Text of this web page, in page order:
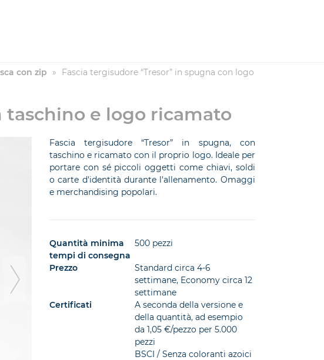
con zip »
Fascia tergisudore “Tresor” in spugna con logo
taschino e logo ricamato
diapositiva
successiva
Fascia tergisudore “Tresor” in spugna, con
taschino e ricamato con il proprio logo. Ideale per
portare con sé piccoli oggetti come chiavi, soldi
o carte d'identità durante l'allenamento. Omaggi
e merchandising popolari.
Quantità minima
500 pezzi
tempi di consegna
Standard circa 4-6
settimane, Economy circa 12
settimane
Prezzo
A seconda della versione e
della quantità, ad esempio
da 1,05 €/pezzo per 5.000
pezzi
Certificati
BSCI / Senza coloranti azoici